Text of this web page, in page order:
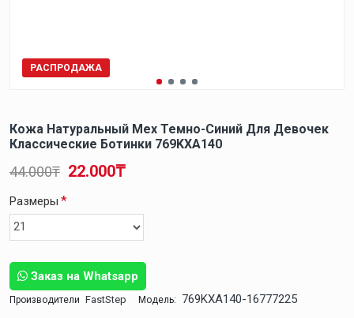
РАСПРОДАЖА
Кожа Натуральный Мех Темно-Синий Для Девочек
Классические Ботинки 769KXA140
Заказ на Whatsapp
Производители FastStep Модель: 769KXA140-16777225
22.000₸
44.000₸
Размеры